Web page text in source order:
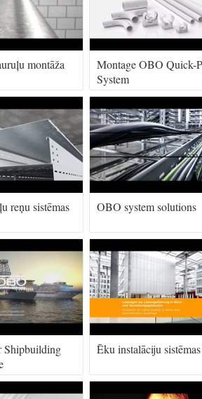
montāža
Montage OBO Quick-
System
reņu sistēmas
OBO system solutions
Shipbuilding
Ēku instalāciju sistēmas